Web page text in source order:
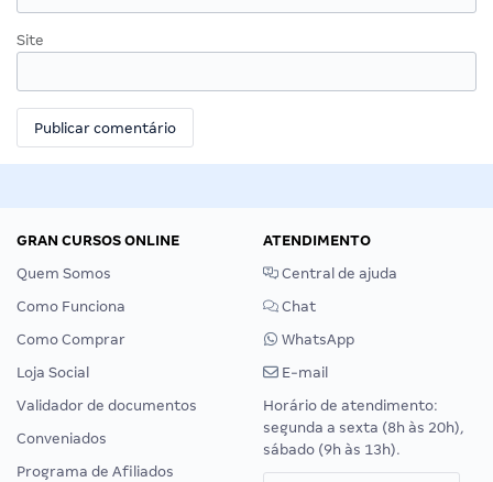
Site
GRAN CURSOS ONLINE
Quem Somos
Como Funciona
Como Comprar
Loja Social
Validador de documentos
Conveniados
Programa de Afiliados
ATENDIMENTO
Central de ajuda
Chat
WhatsApp
E-mail
Horário de atendimento:
segunda a sexta (8h às 20h),
sábado (9h às 13h).